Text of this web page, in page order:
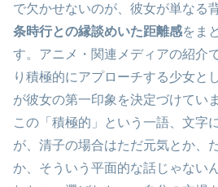
で欠かせないのが、彼女が単なる
条時行との縁談めいた距離感をま
す。アニメ・関連メディアの紹介
り積極的にアプローチする少女と
が彼女の第一印象を決定づけていま
この「積極的」という一語、文字
が、清子の場合はただ元気とか、
か、そういう平面的な話じゃない